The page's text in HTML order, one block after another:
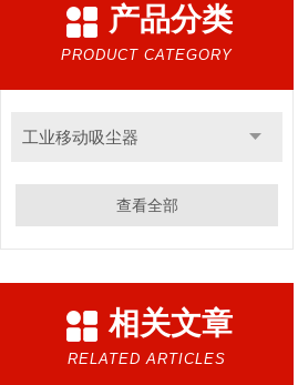
产品分类
PRODUCT CATEGORY
工业移动吸尘器
查看全部
相关文章
RELATED ARTICLES